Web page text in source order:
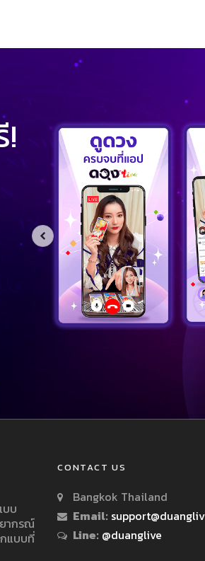
บบ
ากรณ์
แบบที่
CONTACT US
Bangkok Thailand
Email:
Line: @duanglive